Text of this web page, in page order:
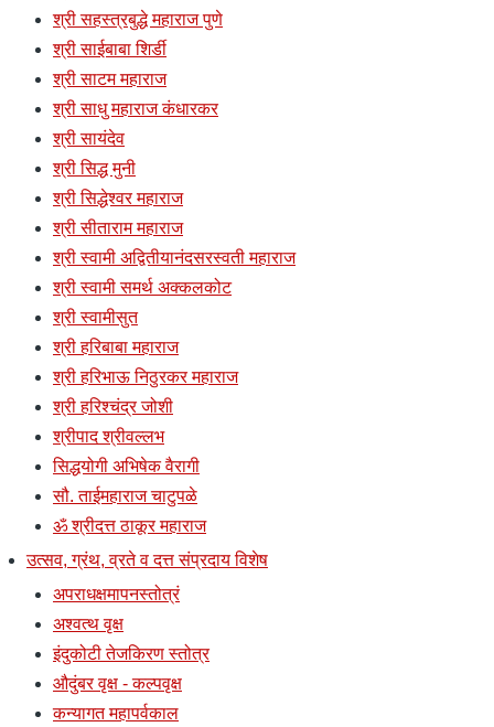
श्री सहस्त्रबुद्धे महाराज पुणे
श्री साईबाबा शिर्डी
श्री साटम महाराज
श्री साधु महाराज कंधारकर
श्री सायंदेव
श्री सिद्ध मुनी
श्री सिद्धेश्वर महाराज
श्री सीताराम महाराज
श्री स्वामी अद्वितीयानंदसरस्वती महाराज
श्री स्वामी समर्थ अक्कलकोट
श्री स्वामीसुत
श्री हरिबाबा महाराज
श्री हरिभाऊ निठुरकर महाराज
श्री हरिश्चंद्र जोशी
श्रीपाद श्रीवल्लभ
सिद्धयोगी अभिषेक वैरागी
सौ. ताईमहाराज चाटुपळे
ॐ श्रीदत्त ठाकूर महाराज
उत्सव, ग्रंथ, व्रते व दत्त संप्रदाय विशेष
अपराधक्षमापनस्तोत्रं
अश्वत्थ वृक्ष
इंदुकोटी तेजकिरण स्तोत्र
औदुंबर वृक्ष - कल्पवृक्ष
कन्यागत महापर्वकाल